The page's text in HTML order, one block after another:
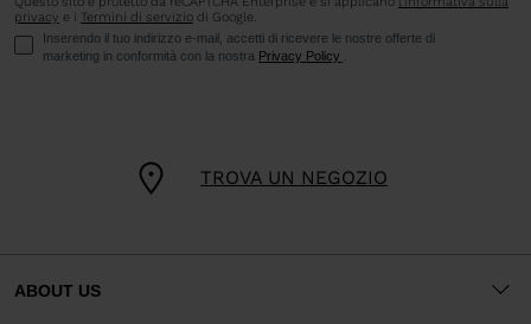
TROVA UN NEGOZIO
privacy e i Termini di servizio di Google.
Inserendo il tuo indirizzo e-mail, accetti di ricevere le nostre offerte di
marketing in conformità con la nostra Privacy Policy .
ABOUT US